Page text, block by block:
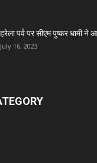
हरेला पर्व पर सीएम पुष्कर धामी ने
July 16, 2023